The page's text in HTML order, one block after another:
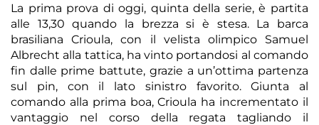
La prima prova di oggi, quinta della serie, è partita
alle 13,30 quando la brezza si è stesa. La barca
brasiliana Crioula, con il velista olimpico Samuel
Albrecht alla tattica, ha vinto portandosi al comando
fin dalle prime battute, grazie a un’ottima partenza
sul pin, con il lato sinistro favorito. Giunta al
comando alla prima boa, Crioula ha incrementato il
vantaggio nel corso della regata tagliando il